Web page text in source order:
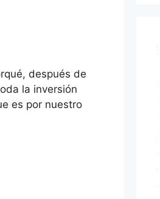
después de
la inversión
es por nuestro